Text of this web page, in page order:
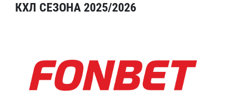
КХЛ СЕЗОНА 2025/2026